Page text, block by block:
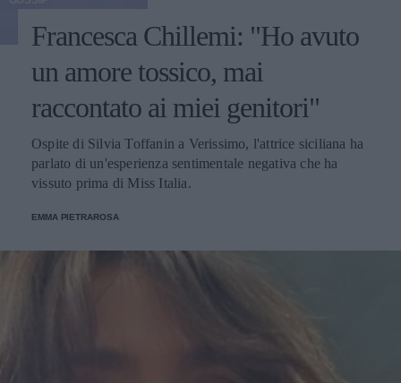
Francesca Chillemi: "Ho avuto
un amore tossico, mai
raccontato ai miei genitori"
Ospite di Silvia Toffanin a Verissimo, l'attrice siciliana ha
parlato di un'esperienza sentimentale negativa che ha
vissuto prima di Miss Italia.
EMMA PIETRAROSA